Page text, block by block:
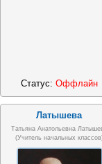
Статус: Оффлайн
Латышева
Татьяна Анатольевна
(учитель начальных